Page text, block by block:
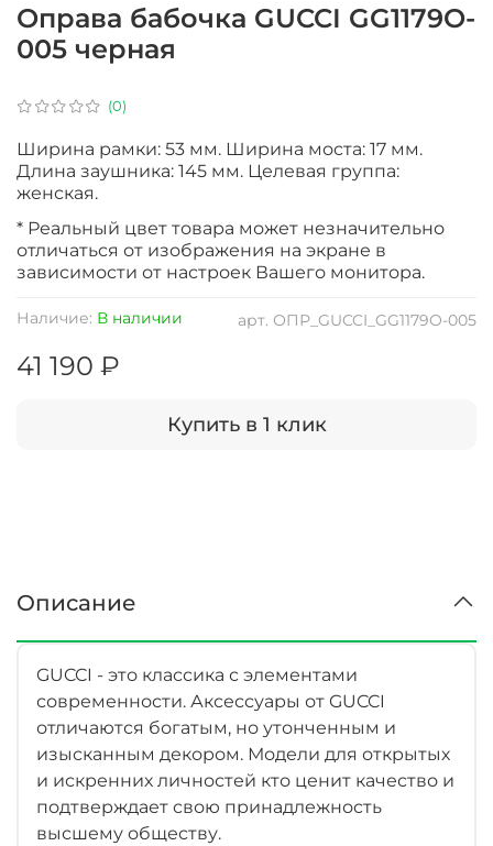
(0)
арт. ОПР_GUCCI_GG1179O-005
Наличие: В наличии
Оправа бабочка GUCCI GG1179O-
005 черная
41 190 ₽
Купить в 1 клик
Ширина рамки: 53 мм. Ширина моста: 17 мм.
Длина заушника: 145 мм. Целевая группа:
женская.
* Реальный цвет товара может незначительно
отличаться от изображения на экране в
зависимости от настроек Вашего монитора.
Описание
GUCCI - это классика с элементами
современности. Аксессуары от GUCCI
отличаются богатым, но утонченным и
изысканным декором. Модели для открытых
и искренних личностей кто ценит качество и
подтверждает свою принадлежность
высшему обществу.